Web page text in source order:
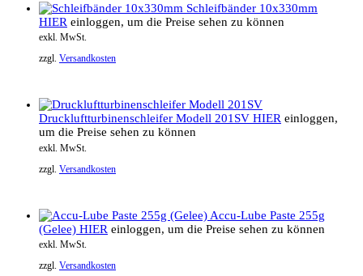
Schleifbänder 10x330mm
HIER einloggen, um die Preise sehen zu können
exkl. MwSt.
zzgl. Versandkosten
Druckluftturbinenschleifer Modell 201SV HIER einloggen,
um die Preise sehen zu können
exkl. MwSt.
zzgl. Versandkosten
Accu-Lube Paste 255g
(Gelee) HIER einloggen, um die Preise sehen zu können
exkl. MwSt.
zzgl. Versandkosten